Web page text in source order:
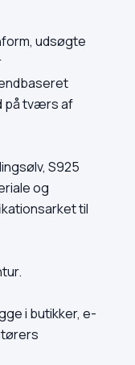
udsøgte
på tværs af
S925
og
til
i butikker, e-